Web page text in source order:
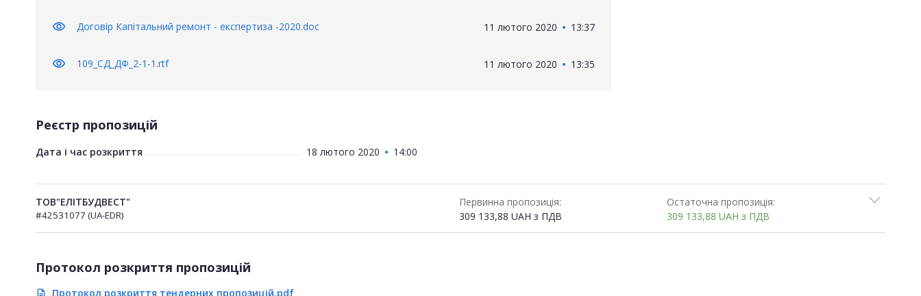
visibility Договір Капітальний ремонт - експертиза -2020.doc 11 лютого 2020 13:37
visibility 109_СД_ДФ_2-1-1.rtf 11 лютого 2020 13:35
Реєстр пропозицій
Дата і час розкриття 18 лютого 2020 14:00
ТОВ"ЕЛІТБУДВЕСТ"
#42531077 (UA-EDR)
Первинна пропозиція:
309 133,88 UAH з ПДВ
Остаточна пропозиція:
309 133,88UAHз ПДВ
Протокол розкриття пропозицій
description Протокол розкриття тендерних пропозицій.pdf